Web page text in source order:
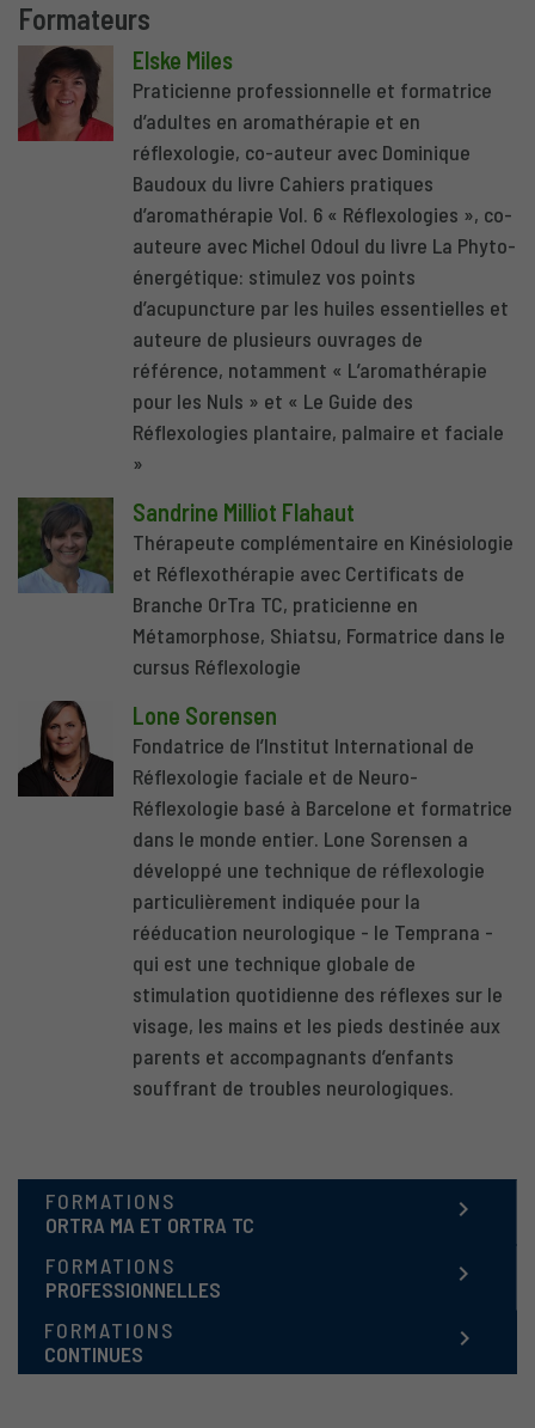
Formateurs
Elske Miles
Praticienne professionnelle et formatrice
d’adultes en aromathérapie et en
réflexologie, co-auteur avec Dominique
Baudoux du livre Cahiers pratiques
d’aromathérapie Vol. 6 « Réflexologies », co-
auteure avec Michel Odoul du livre La Phyto-
énergétique: stimulez vos points
d’acupuncture par les huiles essentielles et
auteure de plusieurs ouvrages de
référence, notamment « L’aromathérapie
pour les Nuls » et « Le Guide des
Réflexologies plantaire, palmaire et faciale
»
Sandrine Milliot Flahaut
Thérapeute complémentaire en Kinésiologie
et Réflexothérapie avec Certificats de
Branche OrTra TC, praticienne en
Métamorphose, Shiatsu, Formatrice dans le
cursus Réflexologie
Lone Sorensen
Fondatrice de l’Institut International de
Réflexologie faciale et de Neuro-
Réflexologie basé à Barcelone et formatrice
dans le monde entier. Lone Sorensen a
développé une technique de réflexologie
particulièrement indiquée pour la
rééducation neurologique - le Temprana -
qui est une technique globale de
stimulation quotidienne des réflexes sur le
visage, les mains et les pieds destinée aux
parents et accompagnants d’enfants
souffrant de troubles neurologiques.
FORMATIONS
ORTRA MA ET ORTRA TC
keyboard_arrow_right
FORMATIONS
PROFESSIONNELLES
keyboard_arrow_right
FORMATIONS
CONTINUES
keyboard_arrow_right